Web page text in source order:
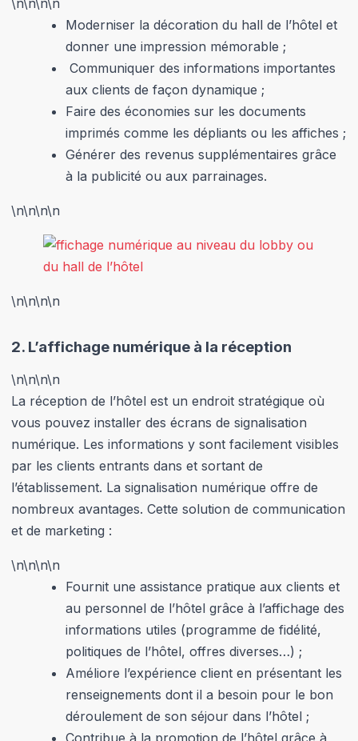
\n\n\n\n
Moderniser la décoration du hall de l’hôtel et
donner une impression mémorable ;
Communiquer des informations importantes
aux clients de façon dynamique ;
Faire des économies sur les documents
imprimés comme les dépliants ou les affiches ;
Générer des revenus supplémentaires grâce
à la publicité ou aux parrainages.
\n\n\n\n
\n\n\n\n
2. L’affichage numérique à la réception
\n\n\n\n
La réception de l’hôtel est un endroit stratégique où
vous pouvez installer des écrans de signalisation
numérique. Les informations y sont facilement visibles
par les clients entrants dans et sortant de
l’établissement. La signalisation numérique offre de
nombreux avantages. Cette solution de communication
et de marketing :
\n\n\n\n
Fournit une assistance pratique aux clients et
au personnel de l’hôtel grâce à l’affichage des
informations utiles (programme de fidélité,
politiques de l’hôtel, offres diverses…) ;
Améliore l’expérience client en présentant les
renseignements dont il a besoin pour le bon
déroulement de son séjour dans l’hôtel ;
Contribue à la promotion de l’hôtel grâce à